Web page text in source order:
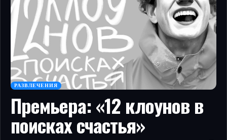
РАЗВЛЕЧЕНИЯ
Премьера: «12 клоунов в
поисках счастья»